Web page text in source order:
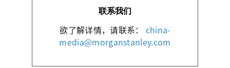
联系我们
欲了解详情，请联系： china-
media@morganstanley.com